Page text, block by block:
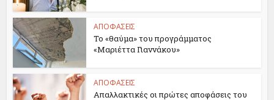
ΑΠΟΦΑΣΕΙΣ
Το «θαύμα» του προγράμματος
«Μαριέττα Γιαννάκου»
ΑΠΟΦΑΣΕΙΣ
Απαλλακτικές οι πρώτες αποφάσεις του